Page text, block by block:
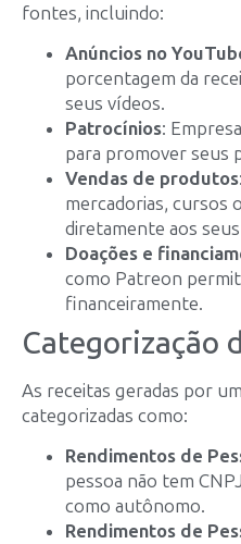
fontes, incluindo:
Anúncios no
porcentagem da
seus vídeos.
Patrocínios:
para promover seus
Vendas de produtos
mercadorias,
diretamente aos
Doações e
como Patreon
financeiramente.
Categorização
As receitas geradas por
categorizadas como:
Rendimentos de
pessoa não tem
como autônomo.
Rendimentos de